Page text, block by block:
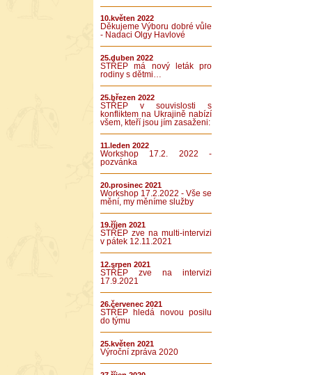
10.květen 2022
Děkujeme Výboru dobré vůle
- Nadaci Olgy Havlové
25.duben 2022
STŘEP má nový leták pro
rodiny s dětmi…
25.březen 2022
STŘEP v souvislosti s
konfliktem na Ukrajině nabízí
všem, kteří jsou jím zasaženi:
11.leden 2022
Workshop 17.2. 2022 -
pozvánka
20.prosinec 2021
Workshop 17.2.2022 - Vše se
mění, my měníme služby
19.říjen 2021
STŘEP zve na multi-intervizi
v pátek 12.11.2021
12.srpen 2021
STŘEP zve na intervizi
17.9.2021
26.červenec 2021
STŘEP hledá novou posilu
do týmu
25.květen 2021
Výroční zpráva 2020